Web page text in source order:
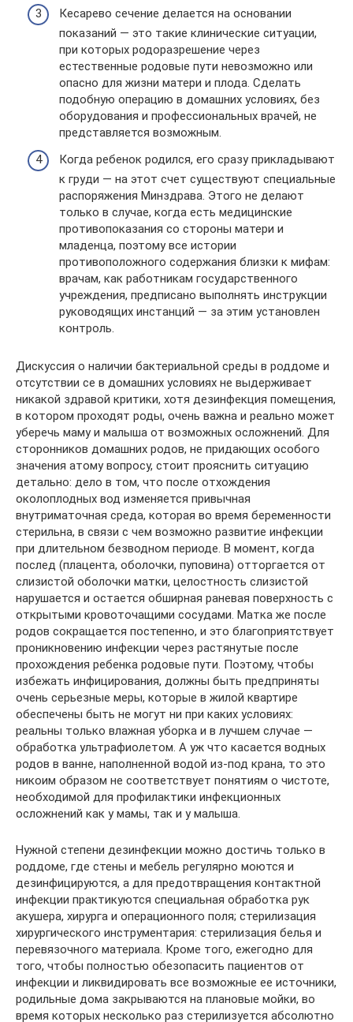
Кесарево сечение делается на основании
показаний — это такие клинические ситуации,
при которых родоразрешение через
естественные родовые пути невозможно или
опасно для жизни матери и плода. Сделать
подобную операцию в домашних условиях, без
оборудования и профессиональных врачей, не
представляется возможным.
Когда ребенок родился, его сразу прикладывают
к груди — на этот счет существуют специальные
распоряжения Минздрава. Этого не делают
только в случае, когда есть медицинские
противопоказания со стороны матери и
младенца, поэтому все истории
противоположного содержания близки к мифам:
врачам, как работникам государственного
учреждения, предписано выполнять инструкции
руководящих инстанций — за этим установлен
контроль.
Дискуссия о наличии бактериальной среды в роддоме и
отсутствии се в домашних условиях не выдерживает
никакой здравой критики, хотя дезинфекция помещения,
в котором проходят роды, очень важна и реально может
уберечь маму и малыша от возможных осложнений. Для
сторонников домашних родов, не придающих особого
значения атому вопросу, стоит прояснить ситуацию
детально: дело в том, что после отхождения
околоплодных вод изменяется привычная
внутриматочная среда, которая во время беременности
стерильна, в связи с чем возможно развитие инфекции
при длительном безводном периоде. В момент, когда
послед (плацента, оболочки, пуповина) отторгается от
слизистой оболочки матки, целостность слизистой
нарушается и остается обширная раневая поверхность с
открытыми кровоточащими сосудами. Матка же после
родов сокращается постепенно, и это благоприятствует
проникновению инфекции через растянутые после
прохождения ребенка родовые пути. Поэтому, чтобы
избежать инфицирования, должны быть предприняты
очень серьезные меры, которые в жилой квартире
обеспечены быть не могут ни при каких условиях:
реальны только влажная уборка и в лучшем случае —
обработка ультрафиолетом. А уж что касается водных
родов в ванне, наполненной водой из-под крана, то это
никоим образом не соответствует понятиям о чистоте,
необходимой для профилактики инфекционных
осложнений как у мамы, так и у малыша.
Нужной степени дезинфекции можно достичь только в
роддоме, где стены и мебель регулярно моются и
дезинфицируются, а для предотвращения контактной
инфекции практикуются специальная обработка рук
акушера, хирурга и операционного поля; стерилизация
хирургического инструментария: стерилизация белья и
перевязочного материала. Кроме того, ежегодно для
того, чтобы полностью обезопасить пациентов от
инфекции и ликвидировать все возможные ее источники,
родильные дома закрываются на плановые мойки, во
время которых несколько раз стерилизуется абсолютно